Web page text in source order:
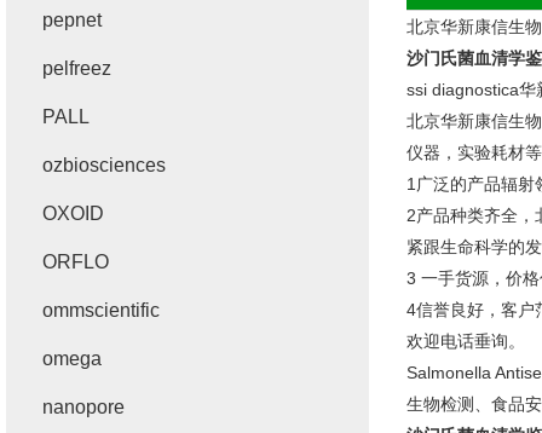
北京华新康信生
沙门氏菌血清学
ssi diagnostica华
北京华新康信生
仪器，实验耗材
1广泛的产品辐射
2产品种类齐全，
紧跟生命科学的
3 一手货源，价
4信誉良好，客户
欢迎电话垂询。
Salmonella
生物检测、食品
pepnet
pelfreez
PALL
ozbiosciences
OXOID
ORFLO
ommscientific
omega
nanopore